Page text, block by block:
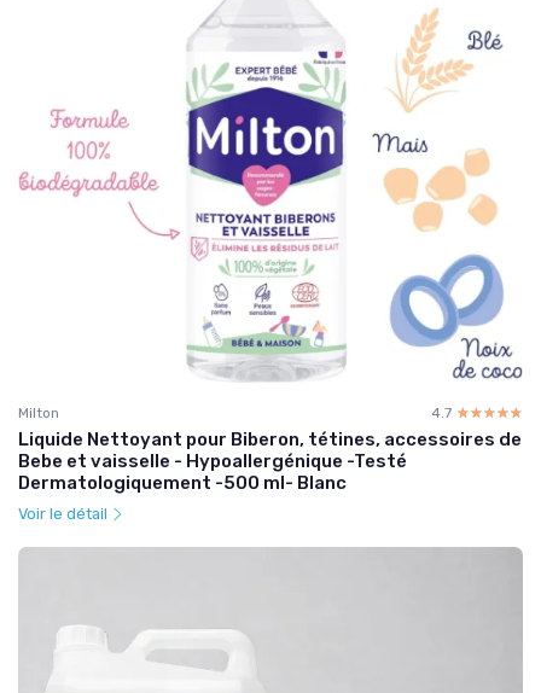
Milton 4.7 ☆☆☆☆☆
★★★★★
Liquide Nettoyant pour Biberon, tétines, accessoires de
Bebe et vaisselle - Hypoallergénique -Testé
Dermatologiquement -500 ml- Blanc
Voir le détail